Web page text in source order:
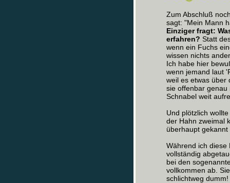
Zum Abschluß
sagt: "Mein Mann
Einziger fragt:
erfahren? Statt
wenn ein Fuchs
wissen nichts
Ich habe hier
wenn jemand laut
weil es etwas über
sie offenbar genau
Schnabel weit
Und plötzlich
der Hahn zweimal
überhaupt
Während ich diese
vollständig
bei den
vollkommen ab.
schlichtweg dumm!